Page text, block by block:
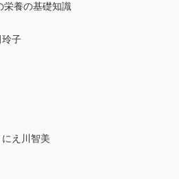
栄養の基礎知識
子
え川智美